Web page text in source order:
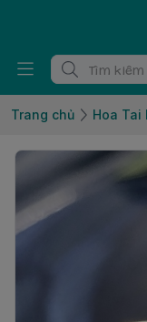
Trang chủ Hoa Tai